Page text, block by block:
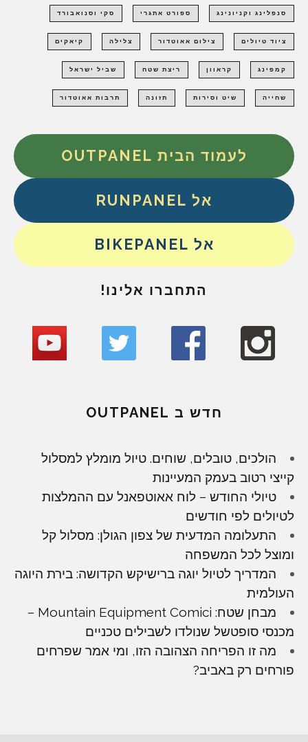
סנפלינג וקניונינג ספורט אתגרי סקי וסנואבורד
ציוד טיולים צילום אאוטדור צלילה קיאקים
קמפינג קראוון ריצת שטח שביל ישראל
שחייה שיט וסירות תזונה תרבות אאוטדור
לעמוד הבית OUTPANEL
אל RUNPANEL
אל BIKEPANEL
התחברו אלינו!
חדש ב OUTPANEL
הולכים, טובלים, שוחים. טיול מומלץ למסלול
קייצי רטוב בעמק המעיינות
טיולי החודש – לוח אאוטפאנל עם ההמלצות
לטיולים לפי חודשים
התעלומה המדעית של צפון הגולן: מסלול קל
ומוצל לכל המשפחה
המדריך לטיול יוגה ברישיקש הקדושה: בירת היוגה
העולמית
מבחן שטח: Mountain Equipment Comici –
מכנסי סופטשל שנולדו לשבילים טכניים
מה זו הפריחה הצהובה הזו, ומי אמר שפרחים
פורחים רק באביב?